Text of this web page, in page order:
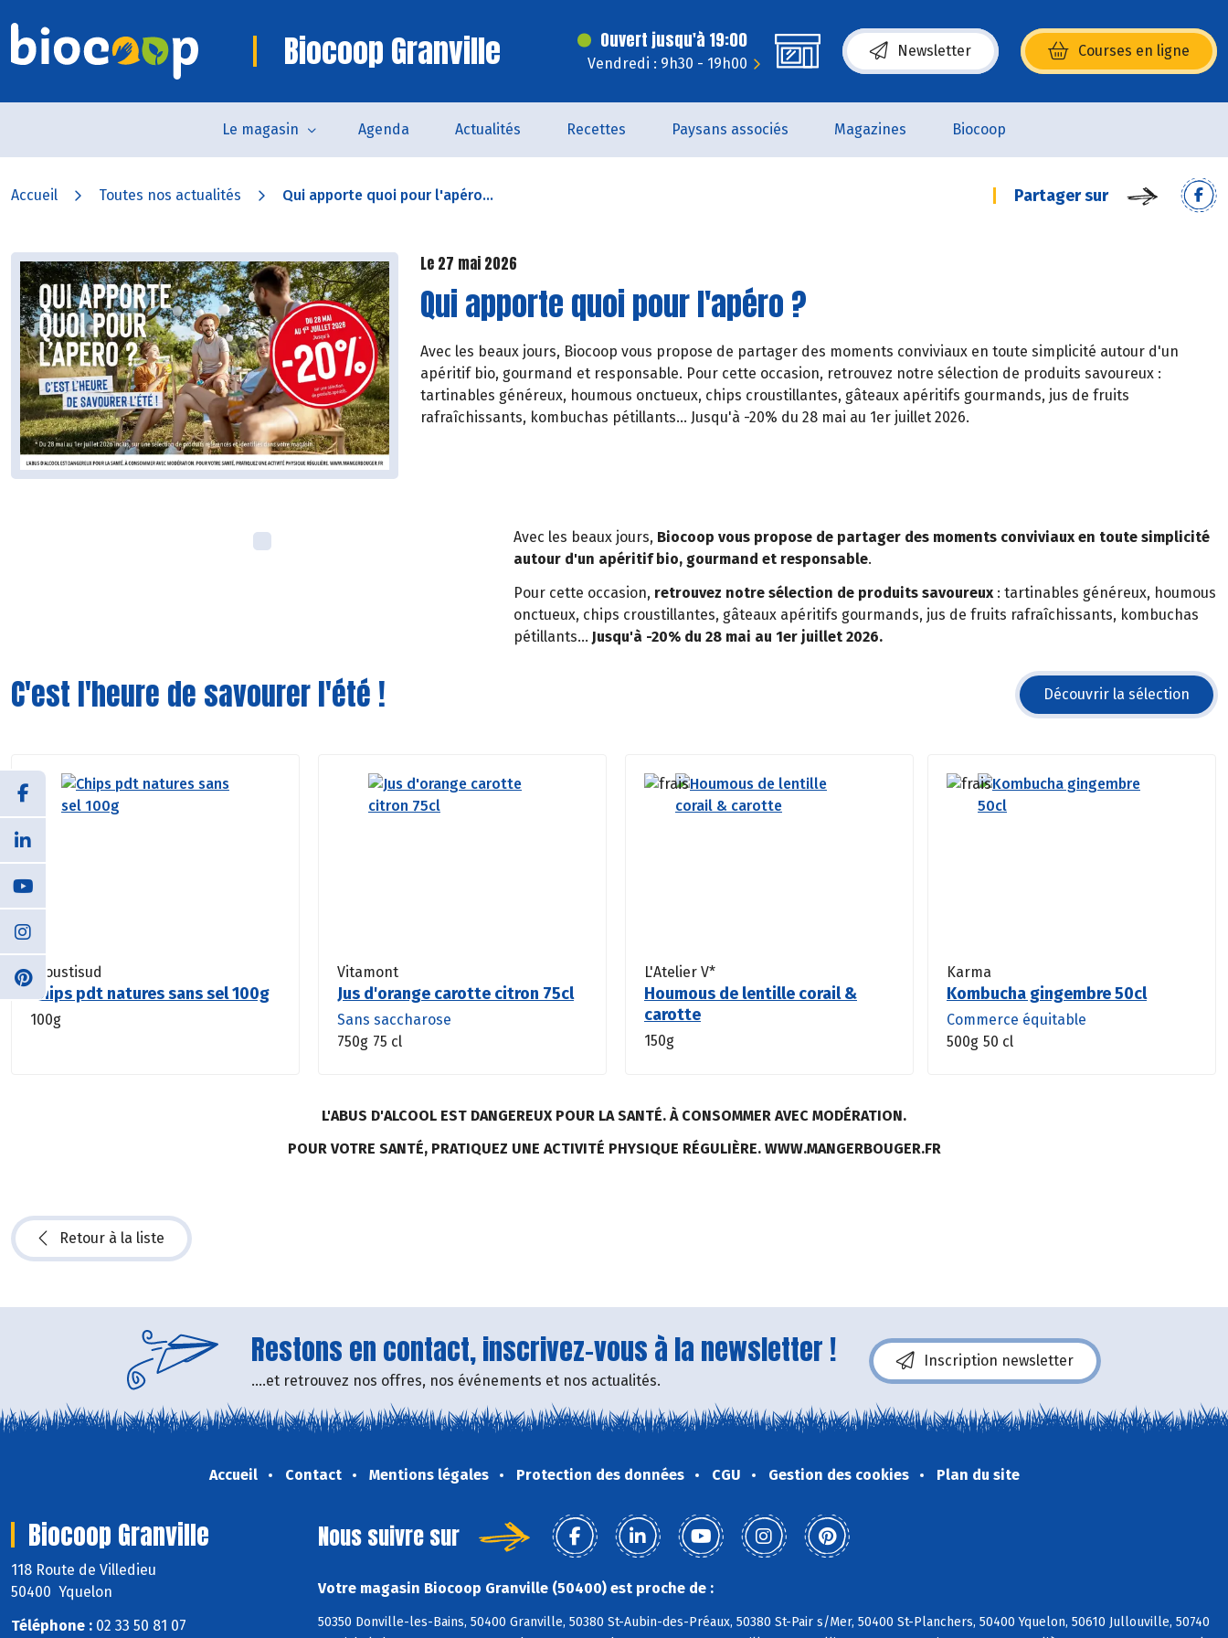
Biocoop Granville Ouvert jusqu'à 19:00
Vendredi : 9h30 - 19h00
Newsletter Courses en ligne
(s’ouvre dans une nouvelle fenêtre)
Le magasin Agenda Actualités Recettes Paysans associés Magazines Biocoop
Accueil Toutes nos actualités Qui apporte quoi pour l'apéro... Partager sur
Le 27 mai 2026
Qui apporte quoi pour l'apéro ?
Avec les beaux jours, Biocoop vous propose de partager des moments conviviaux en toute simplicité autour d'un
apéritif bio, gourmand et responsable. Pour cette occasion, retrouvez notre sélection de produits savoureux :
tartinables généreux, houmous onctueux, chips croustillantes, gâteaux apéritifs gourmands, jus de fruits
rafraîchissants, kombuchas pétillants... Jusqu'à -20% du 28 mai au 1er juillet 2026.
Avec les beaux jours, Biocoop vous propose de partager des moments conviviaux en toute simplicité
autour d'un apéritif bio, gourmand et responsable.
Pour cette occasion, retrouvez notre sélection de produits savoureux: tartinables généreux, houmous
onctueux, chips croustillantes, gâteaux apéritifs gourmands, jus de fruits rafraîchissants, kombuchas
pétillants... Jusqu'à -20% du 28 mai au 1er juillet 2026.
C'est l'heure de savourer l'été ! Découvrir la sélection
Croustisud
Chips pdt natures sans sel 100g
100g
Vitamont
Jus d'orange carotte citron 75cl
Sans saccharose
750g 75 cl
L'Atelier V*
Houmous de lentille corail &
carotte
150g
Karma
Kombucha gingembre 50cl
Commerce équitable
500g 50 cl
L'ABUS D'ALCOOL EST DANGEREUX POUR LA SANTÉ. À CONSOMMER AVEC MODÉRATION.
POUR VOTRE SANTÉ, PRATIQUEZ UNE ACTIVITÉ PHYSIQUE RÉGULIÈRE. WWW.MANGERBOUGER.FR
Retour à la liste
Restons en contact, inscrivez-vous à la newsletter !
....et retrouvez nos offres, nos événements et nos actualités.
Inscription newsletter
Accueil Contact Mentions légales Protection des données CGU Gestion des cookies Plan du site
Biocoop Granville
118 Route de Villedieu
50400 Yquelon
Téléphone : 02 33 50 81 07
Nous suivre sur
Votre magasin Biocoop Granville (50400) est proche de :
50350 Donville-les-Bains, 50400 Granville, 50380 St-Aubin-des-Préaux, 50380 St-Pair s/Mer, 50400 St-Planchers, 50400 Yquelon, 50610 Jullouville, 50740